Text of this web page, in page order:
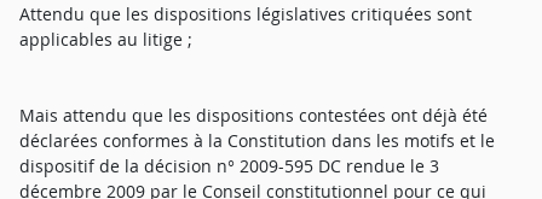
Attendu que les dispositions législatives critiquées sont
applicables au litige ;
Mais attendu que les dispositions contestées ont déjà été
déclarées conformes à la Constitution dans les motifs et le
dispositif de la décision n° 2009-595 DC rendue le 3
décembre 2009 par le Conseil constitutionnel pour ce qui